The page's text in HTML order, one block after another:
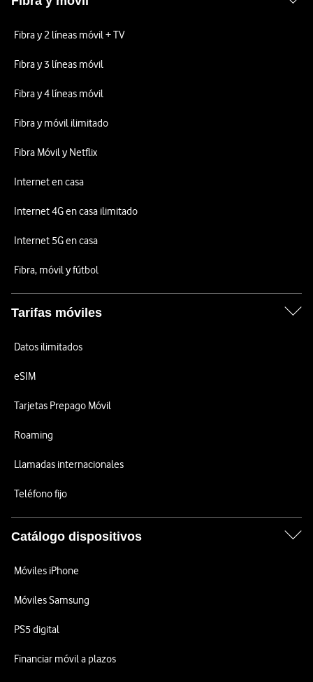
Fibra y 2 líneas móvil + TV
Fibra y 3 líneas móvil
Fibra y 4 líneas móvil
Fibra y móvil ilimitado
Fibra Móvil y Netflix
Internet en casa
Internet 4G en casa ilimitado
Internet 5G en casa
Fibra, móvil y fútbol
Tarifas móviles
Datos ilimitados
eSIM
Tarjetas Prepago Móvil
Roaming
Llamadas internacionales
Teléfono fijo
Catálogo dispositivos
Móviles iPhone
Móviles Samsung
PS5 digital
Financiar móvil a plazos